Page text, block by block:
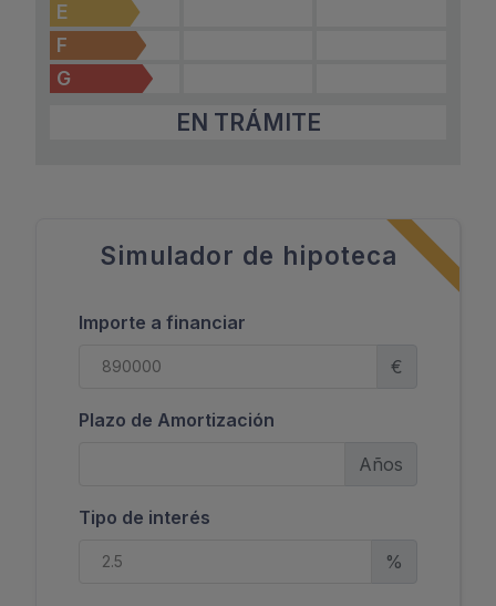
E
F
G
EN TRÁMITE
Simulador de hipoteca
Importe a financiar
€
Plazo de Amortización
Años
Tipo de interés
%